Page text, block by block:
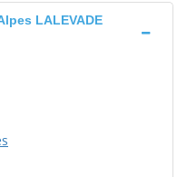
LALEVADE